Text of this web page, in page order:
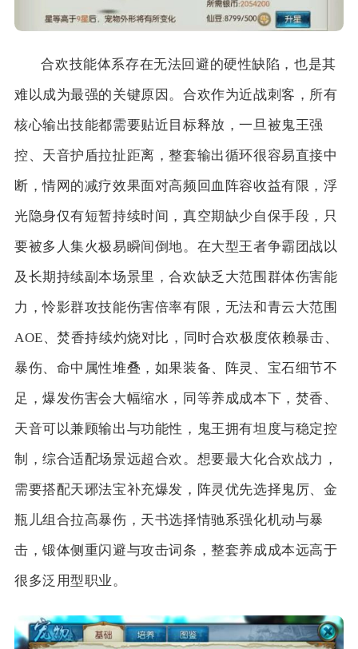
合欢技能体系存在无法回避的硬性缺陷，也是其
难以成为最强的关键原因。合欢作为近战刺客，所有
核心输出技能都需要贴近目标释放，一旦被鬼王强
控、天音护盾拉扯距离，整套输出循环很容易直接中
断，情网的减疗效果面对高频回血阵容收益有限，浮
光隐身仅有短暂持续时间，真空期缺少自保手段，只
要被多人集火极易瞬间倒地。在大型王者争霸团战以
及长期持续副本场景里，合欢缺乏大范围群体伤害能
力，怜影群攻技能伤害倍率有限，无法和青云大范围
AOE、焚香持续灼烧对比，同时合欢极度依赖暴击、
暴伤、命中属性堆叠，如果装备、阵灵、宝石细节不
足，爆发伤害会大幅缩水，同等养成成本下，焚香、
天音可以兼顾输出与功能性，鬼王拥有坦度与稳定控
制，综合适配场景远超合欢。想要最大化合欢战力，
需要搭配天琊法宝补充爆发，阵灵优先选择鬼厉、金
瓶儿组合拉高暴伤，天书选择情驰系强化机动与暴
击，锻体侧重闪避与攻击词条，整套养成成本远高于
很多泛用型职业。